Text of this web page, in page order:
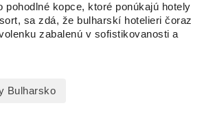
pohodlné kopce, ktoré ponúkajú hotely
sa zdá, že bulharskí hotelieri čoraz
zabalenú v sofistikovanosti a
Bulharsko